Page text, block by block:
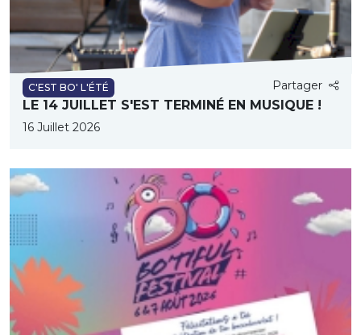
C'EST BO' L'ÉTÉ Partager
LE 14 JUILLET S'EST TERMINÉ EN MUSIQUE !
16 Juillet 2026